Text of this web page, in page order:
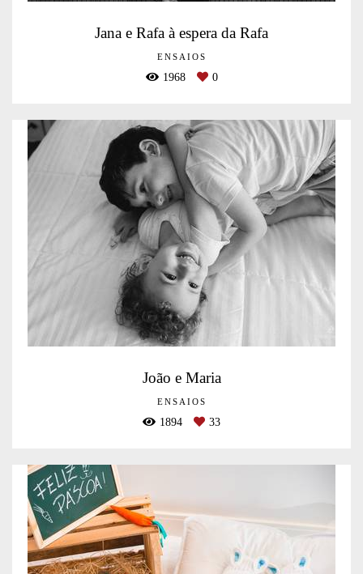
Jana e Rafa à espera da Rafa
ENSAIOS
1968 0
João e Maria
ENSAIOS
1894 33